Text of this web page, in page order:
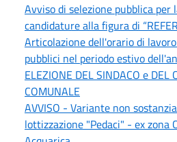
Avviso di selezione pubblica per
candidature alla figura di
Articolazione dell'orario di
pubblici nel periodo estivo
ELEZIONE DEL SINDACO e DEL
COMUNALE
AVVISO - Variante non
lottizzazione "Pedaci" - ex zona